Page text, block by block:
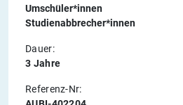
Umschüler*innen
Studienabbrecher*innen
Dauer:
3 Jahre
Referenz-Nr: